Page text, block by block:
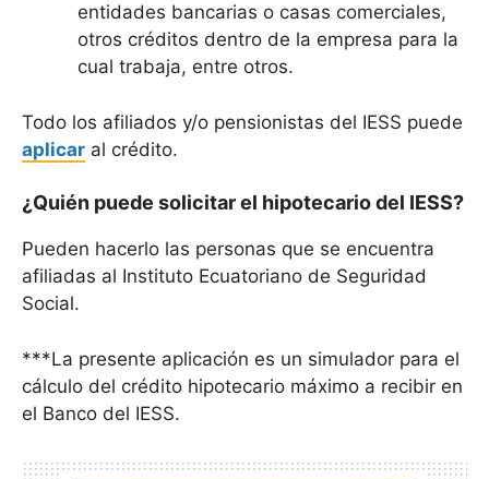
entidades bancarias o casas comerciales,
otros créditos dentro de la empresa para la
cual trabaja, entre otros.
Todo los afiliados y/o pensionistas del IESS puede
aplicar al crédito.
¿Quién puede solicitar el hipotecario del IESS?
Pueden hacerlo las personas que se encuentra
afiliadas al Instituto Ecuatoriano de Seguridad
Social.
***La presente aplicación es un simulador para el
cálculo del crédito hipotecario máximo a recibir en
el Banco del IESS.